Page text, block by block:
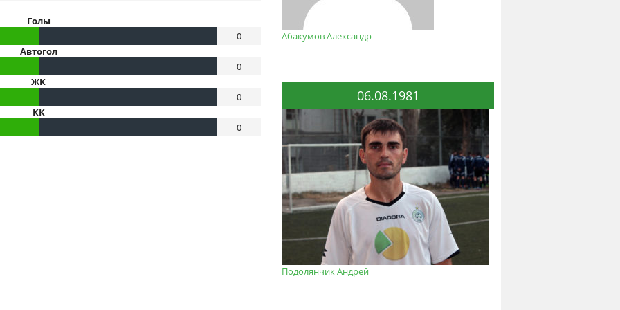
Голы
0
Автогол
0
ЖК
0
КК
0
Абакумов Александр
06.08.1981
Подолянчик Андрей